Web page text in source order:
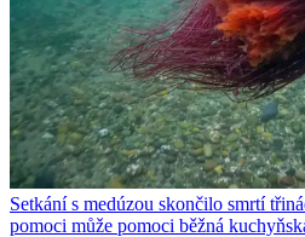
Setkání s medúzou skončilo smrtí
pomoci může pomoci běžná